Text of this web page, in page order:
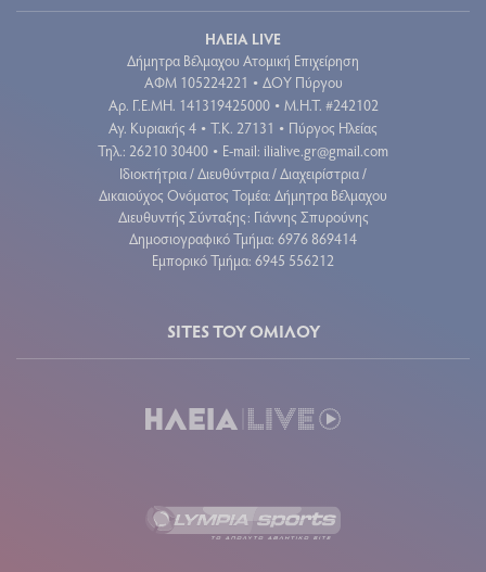
ΗΛΕΙΑ LIVE
Δήμητρα Βέλμαχου Ατομική Επιχείρηση
ΑΦΜ 105224221 • ΔΟΥ Πύργου
Aρ. Γ.Ε.ΜΗ. 141319425000 • Μ.Η.Τ. #242102
Αγ. Κυριακής 4 • Τ.Κ. 27131 • Πύργος Ηλείας
Τηλ.: 26210 30400 • E-mail: ilialive.gr@gmail.com
Ιδιοκτήτρια / Διευθύντρια / Διαχειρίστρια /
Δικαιούχος Ονόματος Τομέα: Δήμητρα Βέλμαχου
Διευθυντής Σύνταξης: Γιάννης Σπυρούνης
Δημοσιογραφικό Τμήμα: 6976 869414
Εμπορικό Τμήμα: 6945 556212
SITES ΤΟΥ ΟΜΙΛΟΥ